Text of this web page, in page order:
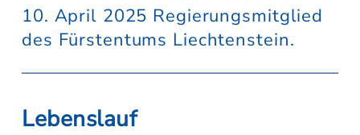
10. April 2025 Regierungsmitglied
des Fürstentums Liechtenstein.
Lebenslauf